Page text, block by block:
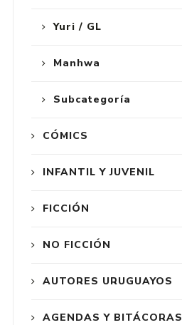
Yuri / GL
Manhwa
Subcategoría
CÓMICS
INFANTIL Y JUVENIL
FICCIÓN
NO FICCIÓN
AUTORES URUGUAYOS
AGENDAS Y BITÁCORAS